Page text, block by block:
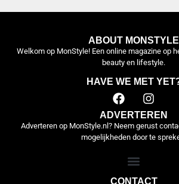
ABOUT MONSTYLE
Welkom op MonStyle! Een online magazine op
beauty en lifestyle.
HAVE WE MET
ADVERTEREN
Adverteren op MonStyle.nl? Neem gerust
mogelijkheden door te
CONTACT